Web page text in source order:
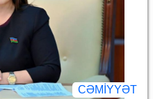
CƏMİYYƏT